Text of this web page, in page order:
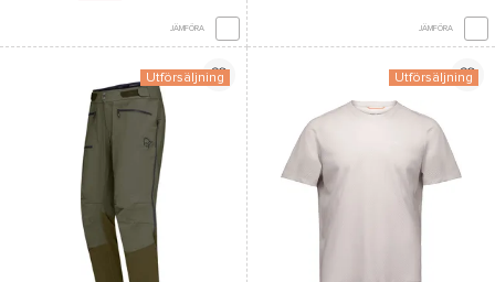
JÄMFÖRA JÄMFÖRA
Utförsäljning Utförsäljning